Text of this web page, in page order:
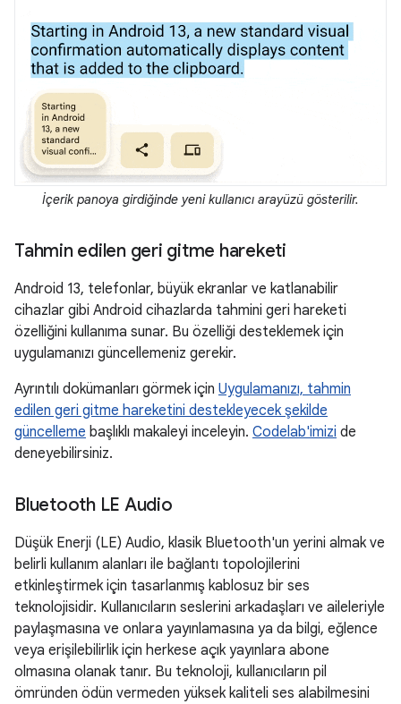
İçerik panoya girdiğinde yeni kullanıcı arayüzü gösterilir.
Tahmin edilen geri gitme hareketi
Android 13, telefonlar, büyük ekranlar ve katlanabilir
cihazlar gibi Android cihazlarda tahmini geri hareketi
özelliğini kullanıma sunar. Bu özelliği desteklemek için
uygulamanızı güncellemeniz gerekir.
Ayrıntılı dokümanları görmek için Uygulamanızı, tahmin
edilen geri gitme hareketini destekleyecek şekilde
güncelleme başlıklı makaleyi inceleyin. Codelab'imizi de
deneyebilirsiniz.
Bluetooth LE Audio
Düşük Enerji (LE) Audio, klasik Bluetooth'un yerini almak ve
belirli kullanım alanları ile bağlantı topolojilerini
etkinleştirmek için tasarlanmış kablosuz bir ses
teknolojisidir. Kullanıcıların seslerini arkadaşları ve aileleriyle
paylaşmasına ve onlara yayınlamasına ya da bilgi, eğlence
veya erişilebilirlik için herkese açık yayınlara abone
olmasına olanak tanır. Bu teknoloji, kullanıcıların pil
ömründen ödün vermeden yüksek kaliteli ses alabilmesini